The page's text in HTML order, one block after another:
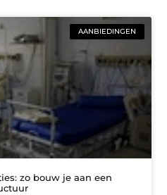
AANBIEDINGEN
zo bouw je aan een